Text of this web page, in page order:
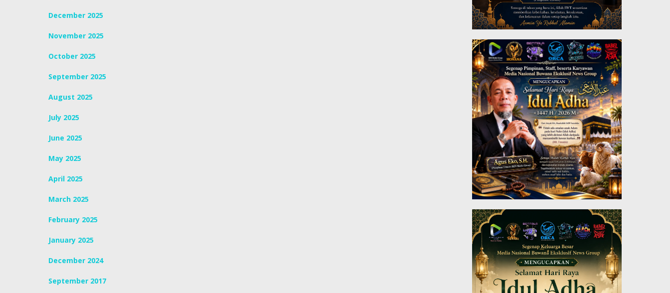
December 2025
November 2025
October 2025
September 2025
August 2025
July 2025
June 2025
May 2025
April 2025
March 2025
February 2025
January 2025
December 2024
September 2017